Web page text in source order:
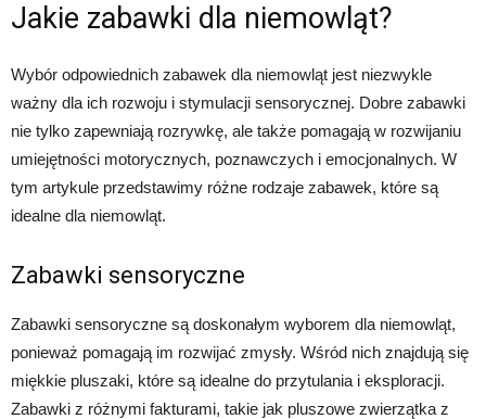
Jakie zabawki dla niemowląt?
Wybór odpowiednich zabawek dla niemowląt jest niezwykle
ważny dla ich rozwoju i stymulacji sensorycznej. Dobre zabawki
nie tylko zapewniają rozrywkę, ale także pomagają w rozwijaniu
umiejętności motorycznych, poznawczych i emocjonalnych. W
tym artykule przedstawimy różne rodzaje zabawek, które są
idealne dla niemowląt.
Zabawki sensoryczne
Zabawki sensoryczne są doskonałym wyborem dla niemowląt,
ponieważ pomagają im rozwijać zmysły. Wśród nich znajdują się
miękkie pluszaki, które są idealne do przytulania i eksploracji.
Zabawki z różnymi fakturami, takie jak pluszowe zwierzątka z